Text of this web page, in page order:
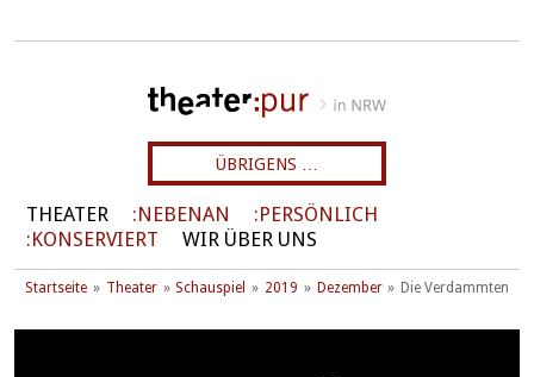
ÜBRIGENS …
THEATER NEBENAN
PERSÖNLICH
KONSERVIERT
WIR ÜBER UNS
Startseite Theater Schauspiel 2019 Dezember Die Verdammten